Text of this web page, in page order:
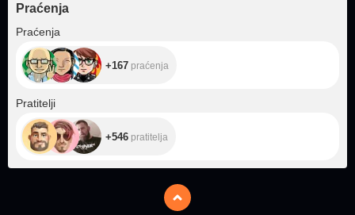
Praćenja
Praćenja
+167 praćenja
Pratitelji
+546 pratitelja